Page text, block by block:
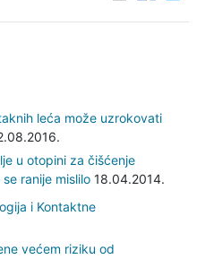
leća može uzrokovati
u otopini za čišćenje
ranije mislilo18.04.2014.
i Kontaktne
većem riziku od